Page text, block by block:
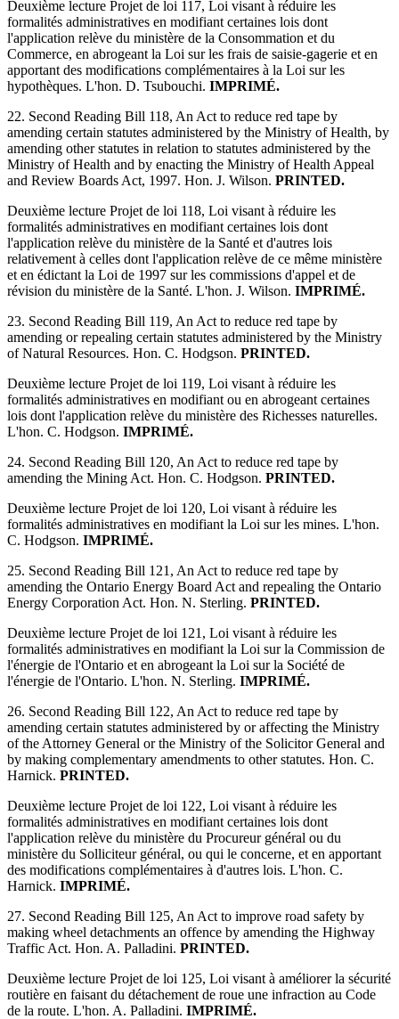
Deuxième lecture Projet de loi 117, Loi visant à réduire les
formalités administratives en modifiant certaines lois dont
l'application relève du ministère de la Consommation et du
Commerce, en abrogeant la Loi sur les frais de saisie-gagerie et en
apportant des modifications complémentaires à la Loi sur les
hypothèques. L'hon. D. Tsubouchi. IMPRIMÉ.
22. Second Reading Bill 118, An Act to reduce red tape by
amending certain statutes administered by the Ministry of Health, by
amending other statutes in relation to statutes administered by the
Ministry of Health and by enacting the Ministry of Health Appeal
and Review Boards Act, 1997. Hon. J. Wilson. PRINTED.
Deuxième lecture Projet de loi 118, Loi visant à réduire les
formalités administratives en modifiant certaines lois dont
l'application relève du ministère de la Santé et d'autres lois
relativement à celles dont l'application relève de ce même ministère
et en édictant la Loi de 1997 sur les commissions d'appel et de
révision du ministère de la Santé. L'hon. J. Wilson. IMPRIMÉ.
23. Second Reading Bill 119, An Act to reduce red tape by
amending or repealing certain statutes administered by the Ministry
of Natural Resources. Hon. C. Hodgson. PRINTED.
Deuxième lecture Projet de loi 119, Loi visant à réduire les
formalités administratives en modifiant ou en abrogeant certaines
lois dont l'application relève du ministère des Richesses naturelles.
L'hon. C. Hodgson. IMPRIMÉ.
24. Second Reading Bill 120, An Act to reduce red tape by
amending the Mining Act. Hon. C. Hodgson. PRINTED.
Deuxième lecture Projet de loi 120, Loi visant à réduire les
formalités administratives en modifiant la Loi sur les mines. L'hon.
C. Hodgson. IMPRIMÉ.
25. Second Reading Bill 121, An Act to reduce red tape by
amending the Ontario Energy Board Act and repealing the Ontario
Energy Corporation Act. Hon. N. Sterling. PRINTED.
Deuxième lecture Projet de loi 121, Loi visant à réduire les
formalités administratives en modifiant la Loi sur la Commission de
l'énergie de l'Ontario et en abrogeant la Loi sur la Société de
l'énergie de l'Ontario. L'hon. N. Sterling. IMPRIMÉ.
26. Second Reading Bill 122, An Act to reduce red tape by
amending certain statutes administered by or affecting the Ministry
of the Attorney General or the Ministry of the Solicitor General and
by making complementary amendments to other statutes. Hon. C.
Harnick. PRINTED.
Deuxième lecture Projet de loi 122, Loi visant à réduire les
formalités administratives en modifiant certaines lois dont
l'application relève du ministère du Procureur général ou du
ministère du Solliciteur général, ou qui le concerne, et en apportant
des modifications complémentaires à d'autres lois. L'hon. C.
Harnick. IMPRIMÉ.
27. Second Reading Bill 125, An Act to improve road safety by
making wheel detachments an offence by amending the Highway
Traffic Act. Hon. A. Palladini. PRINTED.
Deuxième lecture Projet de loi 125, Loi visant à améliorer la sécurité
routière en faisant du détachement de roue une infraction au Code
de la route. L'hon. A. Palladini. IMPRIMÉ.